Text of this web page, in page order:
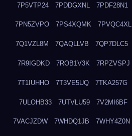
7P5VTP24 7PDDGXNL 7PDF28N1
7PN5ZVPO 7PS4XQMK 7PVQC4XL
7Q1VZL8M 7QAQLLVB 7QP7DLC5
7R9IGDKD 7ROB1V3K 7RPZVSPJ
7T1IUHHO 7T3VE5UQ 7TKA257G
7ULOHB33 7UTVLU59 7V2MI6BF
7VACJZDW 7WHDQ1JB 7WHY4Z0N